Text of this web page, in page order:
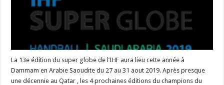
La 13e édition du super globe de l’IHF aura lieu cette année à
Dammam en Arabie Saoudite du 27 au 31 aout 2019. Après presque
une décennie au Qatar , les 4 prochaines éditions du champions du